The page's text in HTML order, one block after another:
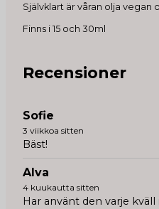
Självklart är våran olja vegan
Finns i 15 och 30ml
Recensioner
Sofie
3 viikkoa sitten
Bäst!
Alva
4 kuukautta sitten
Har använt den varje kväll